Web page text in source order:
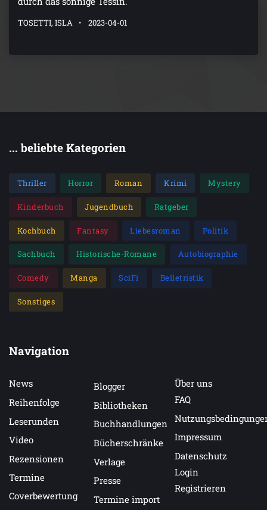
TOSETTI, ISLA 2023-04-01
... beliebte Kategorien
Thriller Horror Roman Krimi Mystery
Kinderbuch Jugendbuch Ratgeber
Kochbuch Fantasy Liebesroman Politik
Sachbuch Historische-Romane Autobiographie
Comedy Manga SciFi Belletristik
Sonstiges
Navigation
News
Reihenfolge
Leserunden
Video
Rezensionen
Termine
Coverbewertung
Blogger
Bibliotheken
Buchhandlungen
Bücherschränke
Verlage
Presse
Termine import
Über uns
FAQ
Impressum
Datenschutz
Login
Registrieren